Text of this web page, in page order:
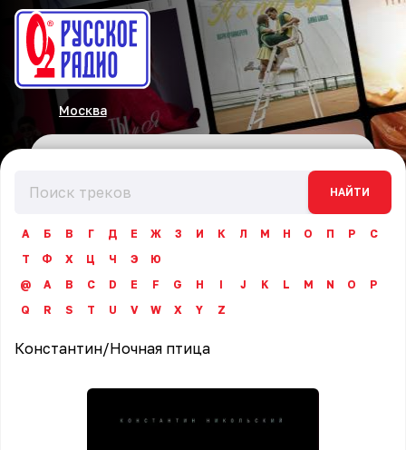
Москва
НАЙТИ
А Б В Г Д Е Ж З И К Л М Н О П Р
С
Т
Ф Х Ц Ч Э
Ю
@
A B C D E F G H I J K L M N O
P
Q
R S T U V W X Y Z
Константин/Ночная птица